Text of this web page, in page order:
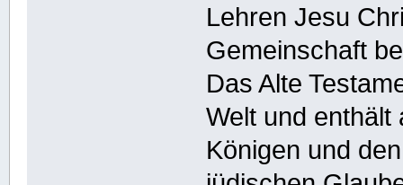
Lehren Jesu
Gemeinschaft
Das Alte
Welt und
Königen und